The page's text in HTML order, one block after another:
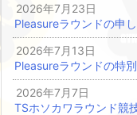
2026年7月23日
Pleasureラウンドの申
2026年7月13日
Pleasureラウンドの特
2026年7月7日
TSホソカワラウンド競